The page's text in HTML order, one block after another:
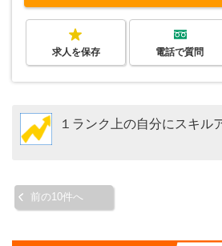
求人を保存 電話で質問
１ランク上の自分にスキル
前の10件へ